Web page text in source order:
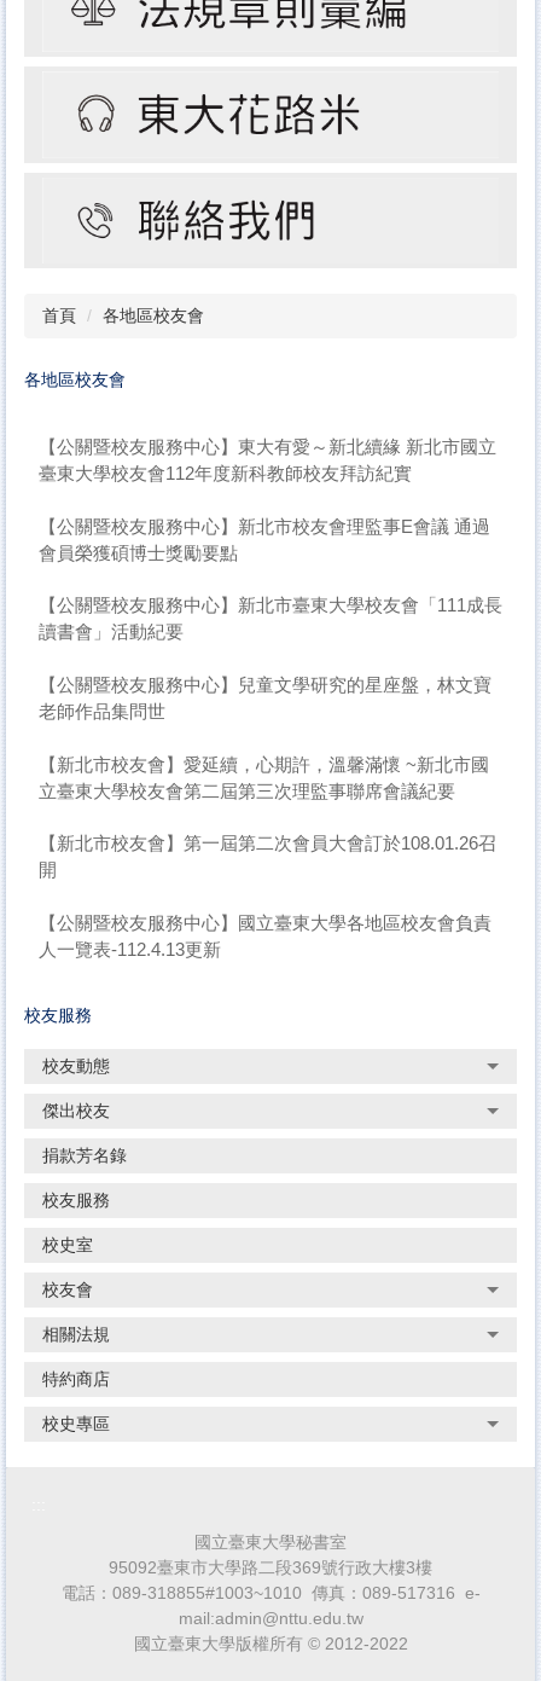
首頁 各地區校友會
各地區校友會
【公關暨校友服務中心】東大有愛～新北續緣 新北市國立
臺東大學校友會112年度新科教師校友拜訪紀實
【公關暨校友服務中心】新北市校友會理監事E會議 通過
會員榮獲碩博士獎勵要點
【公關暨校友服務中心】新北市臺東大學校友會「111成長
讀書會」活動紀要
【公關暨校友服務中心】兒童文學研究的星座盤，林文寶
老師作品集問世
【新北市校友會】愛延續，心期許，溫馨滿懷 ~新北市國
立臺東大學校友會第二屆第三次理監事聯席會議紀要
【新北市校友會】第一屆第二次會員大會訂於108.01.26召
開
【公關暨校友服務中心】國立臺東大學各地區校友會負責
人一覽表-112.4.13更新
校友服務
校友動態
傑出校友
捐款芳名錄
校友服務
校史室
校友會
相關法規
特約商店
校史專區
國立臺東大學秘書室
95092臺東市大學路二段369號行政大樓3樓
電話：089-318855#1003~1010 傳真：089-517316 e-
mail:admin@nttu.edu.tw
國立臺東大學版權所有 © 2012-2022